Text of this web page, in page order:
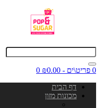
0 פריט\ים - ₪0.00
0
דף הבית
מכונות מזון